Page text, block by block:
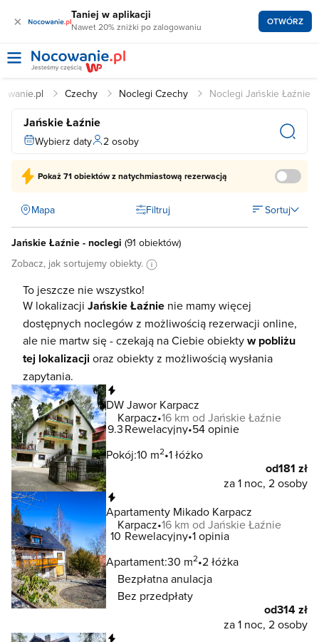
× Taniej w aplikacji
Nawet 20% zniżki po zalogowaniu OTWÓRZ
Czechy Noclegi Czechy Noclegi Jańskie Łaźnie
Jańskie Łaźnie
Wybierz daty 2 osoby
Pokaż71 obiektówz natychmiastową rezerwacją
Mapa Filtruj Sortuj
Jańskie Łaźnie - noclegi (91 obiektów)
Zobacz, jak sortujemy obiekty.
To jeszcze nie wszystko!
W lokalizacji Jańskie Łaźnie nie mamy więcej
dostępnych noclegów z możliwością rezerwacji online,
ale nie martw się - czekają na Ciebie obiektyw pobliżu
tej lokalizacji oraz obiekty z możliwością wysłania
zapytania.
DW Jawor Karpacz
Karpacz 16 km od Jańskie Łaźnie
9.3Rewelacyjny 54 opinie
Pokój:10 m2 1 łóżko
od181 zł
za 1 noc, 2 osoby
Apartamenty Mikado Karpacz
Karpacz 16 km od Jańskie Łaźnie
10 Rewelacyjny 1 opinia
Apartament:30 m2 2 łóżka
Bezpłatna anulacja
Bez przedpłaty
od314 zł
za 1 noc, 2 osoby